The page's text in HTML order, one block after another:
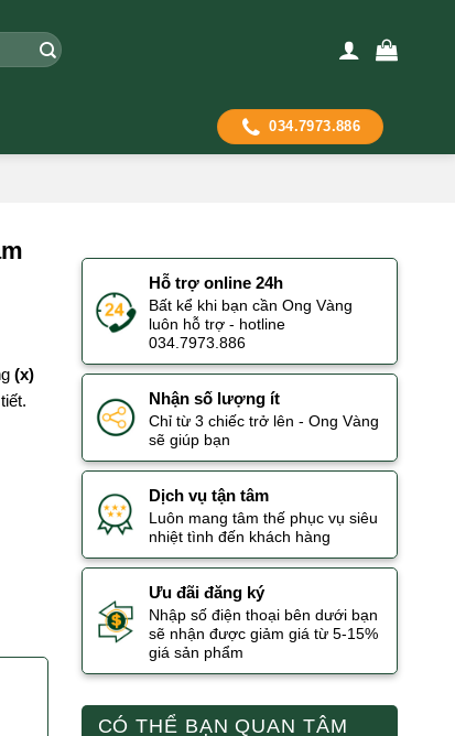
034.7973.886
(x)
Hỗ trợ online 24h
Bất kể khi bạn cần Ong Vàng
luôn hỗ trợ - hotline
034.7973.886
Nhận số lượng ít
Chỉ từ 3 chiếc trở lên - Ong Vàng
sẽ giúp bạn
Dịch vụ tận tâm
Luôn mang tâm thế phục vụ siêu
nhiệt tình đến khách hàng
Ưu đãi đăng ký
Nhập số điện thoại bên dưới bạn
sẽ nhận được giảm giá từ 5-15%
giá sản phẩm
CÓ THỂ BẠN QUAN TÂM